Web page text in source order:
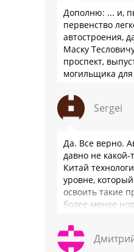
Дополню: ... и,
первенство
автостроения,
Маску
проспект,
могильщика для
Sergei
Да. Все верно.
давно не какой-
Китай
уровне,
освоить такие
более-менее